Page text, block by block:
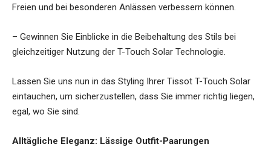
Freien und bei besonderen Anlässen verbessern können.
– Gewinnen Sie Einblicke in die Beibehaltung des Stils bei
gleichzeitiger Nutzung der T-Touch Solar Technologie.
Lassen Sie uns nun in das Styling Ihrer Tissot T-Touch Solar
eintauchen, um sicherzustellen, dass Sie immer richtig liegen,
egal, wo Sie sind.
Alltägliche Eleganz: Lässige Outfit-Paarungen